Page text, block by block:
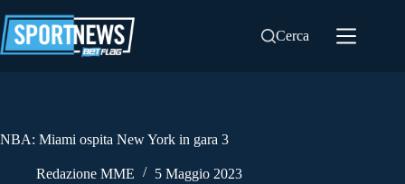
al
contenuto
Cerca
NBA: Miami ospita New York in gara 3
Redazione MME 5 Maggio 2023